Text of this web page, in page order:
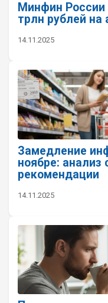
Минфин России
трлн рублей
14.11.2025
Замедление
ноябре: анализ
рекомендации
14.11.2025